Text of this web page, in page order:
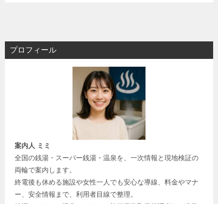
プロフィール
案内人 ミミ
全国の銭湯・スーパー銭湯・温泉を、一次情報と現地検証の
両輪で案内します。
終電後も休める施設や女性一人でも安心な導線、料金やマナ
ー、安全情報まで、利用者目線で整理。